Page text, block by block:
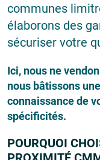
communes
élaborons des
sécuriser votre
Ici, nous ne
nous bâtissons
connaissance de
spécificités.
POURQUOI